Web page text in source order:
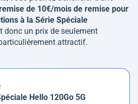
de 10€/mois de remise pour
à la Série Spéciale
donc un prix de seulement
attractif.
Hello 120Go 5G